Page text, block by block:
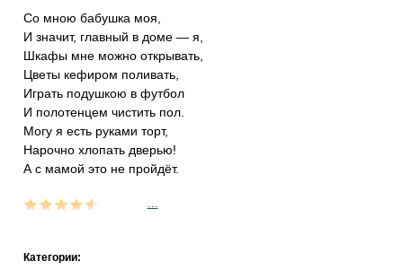
Со мною бабушка моя,
И значит, главный в доме — я,
Шкафы мне можно открывать,
Цветы кефиром поливать,
Играть подушкою в футбол
И полотенцем чистить пол.
Могу я есть руками торт,
Нарочно хлопать дверью!
А с мамой это не пройдёт.
Категории: